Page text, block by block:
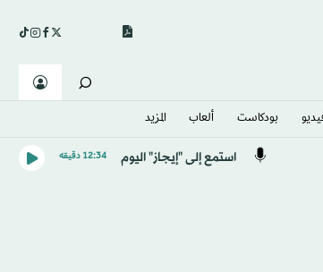
بودكاست ألعاب المزيد
استمع إلى "إيجاز" اليوم 12:34 دقيقه